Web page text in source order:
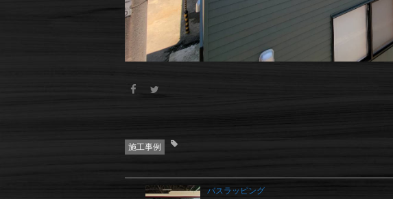
施工事例
バスラッピング